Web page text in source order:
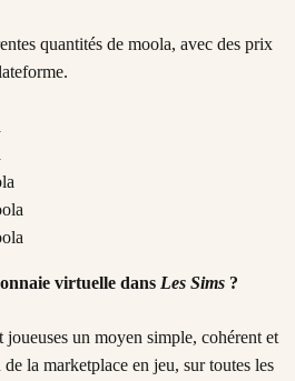
quantités de moola, avec des prix
virtuelle dans Les Sims ?
un moyen simple, cohérent et
la marketplace en jeu, sur toutes les